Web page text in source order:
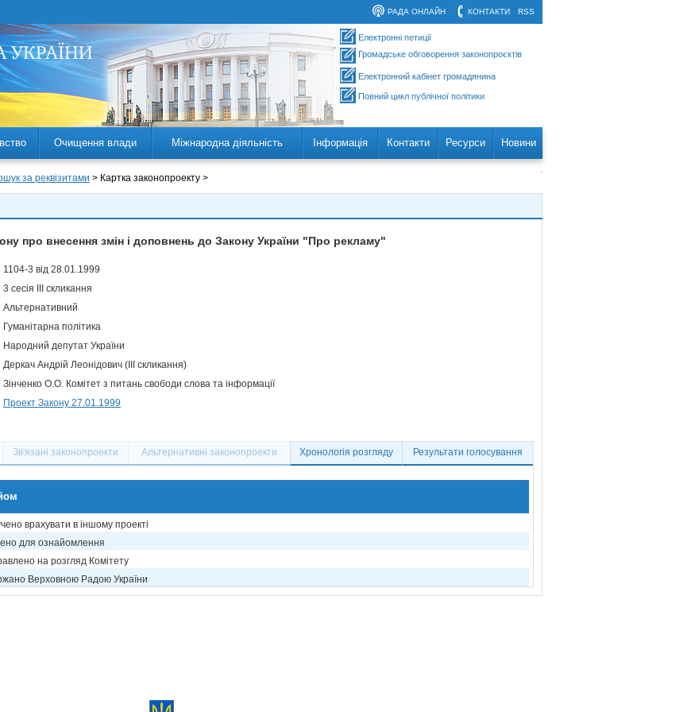
RSS
КОНТАКТИ
РАДА ОНЛАЙН
Електронні петиції
Громадське обговорення законопроєктів
Електронний кабінет громадянина
Повний цикл публічної політики
Очищення влади Міжнародна діяльність Інформація Контакти Ресурси Новини
за реквізитами > Картка законопроекту >
про внесення змін і доповнень до Закону України "Про рекламу"
1104-3 від 28.01.1999
3 сесія III скликання
Альтернативний
Гуманітарна політика
Народний депутат України
Деркач Андрій Леонідович (III скликання)
Зінченко О.О. Комітет з питань свободи слова та інформації
Проект Закону 27.01.1999
Зв'язані законопроекти Альтернативні законопроекти Хронологія розгляду Результати голосування
врахувати в іншому проекті
для ознайомлення
на розгляд Комітету
Верховною Радою України